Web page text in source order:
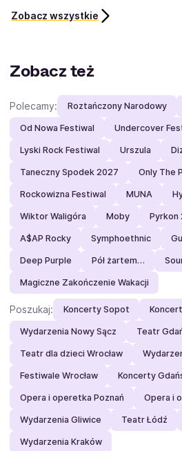
Zobacz wszystkie
Zobacz też
Polecamy: Roztańczony Narodowy
Od Nowa Festiwal Undercover
Lyski Rock Festiwal Urszula
Taneczny Spodek 2027 Only The
Rockowizna Festiwal MUNA
Wiktor Waligóra Moby Pyrkon
A$AP Rocky Symphoethnic
Deep Purple Pół żartem…
Magiczne Zakończenie Wakacji
Poszukaj: Koncerty Sopot
Wydarzenia Nowy Sącz Teatr
Teatr dla dzieci Wrocław
Festiwale Wrocław Koncerty
Opera i operetka Poznań Opera i
Wydarzenia Gliwice Teatr Łódź
Wydarzenia Kraków